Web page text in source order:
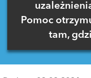
Pomoc
tam,